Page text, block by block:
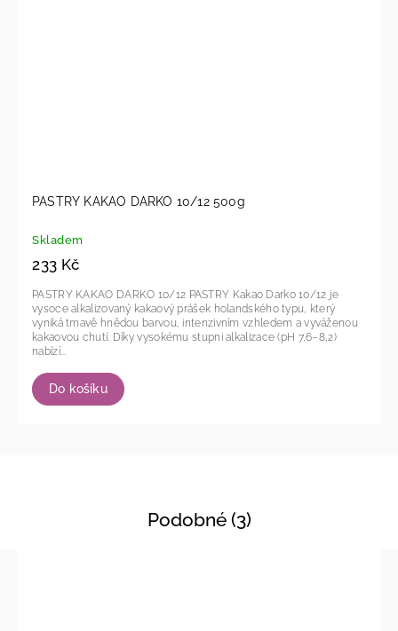
PASTRY KAKAO DARKO 10/12 500g
Skladem
233 Kč
Do košíku
PASTRY KAKAO DARKO 10/12 PASTRY Kakao Darko 10/12 je
vysoce alkalizovaný kakaový prášek holandského typu, který
vyniká tmavě hnědou barvou, intenzivním vzhledem a vyváženou
kakaovou chutí. Díky vysokému stupni alkalizace (pH 7,6–8,2)
nabízí...
Podobné (3)